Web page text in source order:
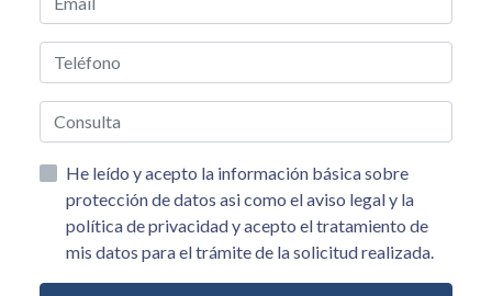
He leído y acepto la información básica sobre
protección de datos asi como el aviso legal y la
política de privacidad y acepto el tratamiento de
mis datos para el trámite de la solicitud realizada.